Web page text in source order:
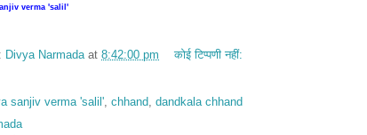
verma 'salil'
Divya Narmada at 8:42:00 pm कोई टिप्पणी नहीं:
sanjiv verma 'salil' chhand dandkala chhand